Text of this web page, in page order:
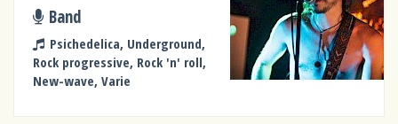
Band
Psichedelica, Underground,
Rock progressive, Rock 'n' roll,
New-wave, Varie